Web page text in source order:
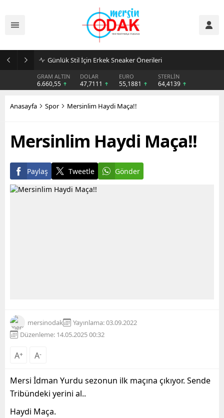
Günlük Stil İçin Erkek Sneaker Önerileri
GRAM ALTIN
6.660,55
DOLAR
47,7111
EURO
55,1881
STERLİN
64,4139
Anasayfa Spor Mersinlim Haydi Maça!!
Mersinlim Haydi Maça!!
Paylaş Tweetle Gönder
mersinodak
Yayınlama: 03.09.2022
Düzenleme: 14.05.2025 00:32
A+ A-
Mersi İdman Yurdu sezonun ilk maçına çıkıyor. Sende
Tribündeki yerini al..
Haydi Maça.